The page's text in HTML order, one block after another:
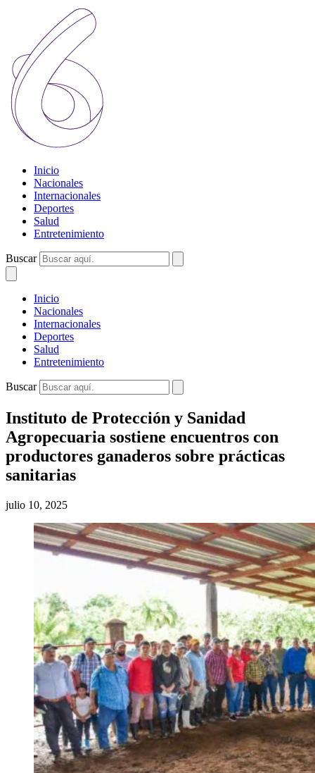
Inicio
Nacionales
Internacionales
Deportes
Salud
Entretenimiento
Buscar
Inicio
Nacionales
Internacionales
Deportes
Salud
Entretenimiento
Buscar
Instituto de Protección y Sanidad
Agropecuaria sostiene encuentros con
productores ganaderos sobre prácticas
sanitarias
julio 10, 2025